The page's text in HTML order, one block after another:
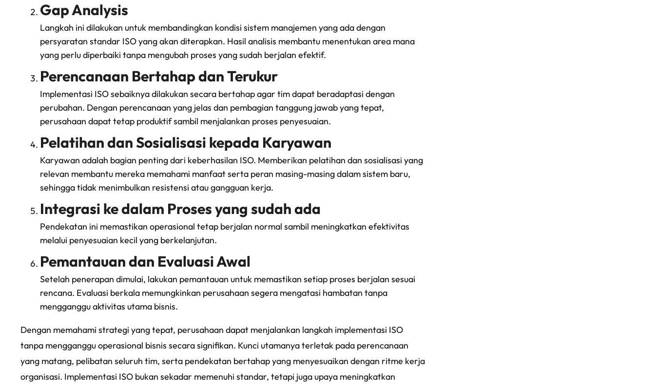
Gap Analysis
Langkah ini dilakukan untuk membandingkan kondisi sistem manajemen yang ada dengan
persyaratan standar ISO yang akan diterapkan. Hasil analisis membantu menentukan area mana
yang perlu diperbaiki tanpa mengubah proses yang sudah berjalan efektif.
Perencanaan Bertahap dan Terukur
Implementasi ISO sebaiknya dilakukan secara bertahap agar tim dapat beradaptasi dengan
perubahan. Dengan perencanaan yang jelas dan pembagian tanggung jawab yang tepat,
perusahaan dapat tetap produktif sambil menjalankan proses penyesuaian.
Pelatihan dan Sosialisasi kepada Karyawan
Karyawan adalah bagian penting dari keberhasilan ISO. Memberikan pelatihan dan sosialisasi yang
relevan membantu mereka memahami manfaat serta peran masing-masing dalam sistem baru,
sehingga tidak menimbulkan resistensi atau gangguan kerja.
Integrasi ke dalam Proses yang sudah ada
Pendekatan ini memastikan operasional tetap berjalan normal sambil meningkatkan efektivitas
melalui penyesuaian kecil yang berkelanjutan.
Pemantauan dan Evaluasi Awal
Setelah penerapan dimulai, lakukan pemantauan untuk memastikan setiap proses berjalan sesuai
rencana. Evaluasi berkala memungkinkan perusahaan segera mengatasi hambatan tanpa
mengganggu aktivitas utama bisnis.
Dengan memahami strategi yang tepat, perusahaan dapat menjalankan langkah implementasi ISO
tanpa mengganggu operasional bisnis secara signifikan. Kunci utamanya terletak pada perencanaan
yang matang, pelibatan seluruh tim, serta pendekatan bertahap yang menyesuaikan dengan ritme kerja
organisasi. Implementasi ISO bukan sekadar memenuhi standar, tetapi juga upaya meningkatkan